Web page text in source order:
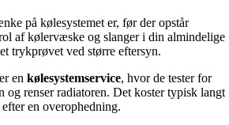
på kølesystemet er, før der opstår
af kølervæske og slanger i din almindelige
trykprøvet ved større eftersyn.
en kølesystemservice, hvor de tester for
renser radiatoren. Det koster typisk langt
en overophedning.